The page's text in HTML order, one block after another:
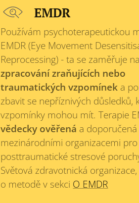
EMDR
Používám psychoterapeutickou
EMDR (Eye Movement
Reprocessing) - ta se zaměřuje na
zpracování zraňujících nebo
traumatických vzpomínek a
zbavit se nepříznivých důsledků,
vzpomínky mohou mít. Terapie
vědecky ověřená a
mezinárodními organizacemi
posttraumatické stresové
Světová zdravotnická
o metodě v sekci O EMDR